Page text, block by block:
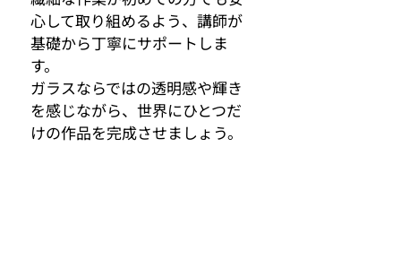
心して取り組めるよう、講師が
基礎から丁寧にサポートしま
す。
ガラスならではの透明感や輝き
を感じながら、世界にひとつだ
けの作品を完成させましょう。